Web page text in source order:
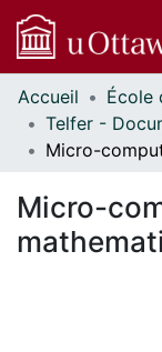
Communautés
et collections
Parcourir
À propos
Accueil
Micro-